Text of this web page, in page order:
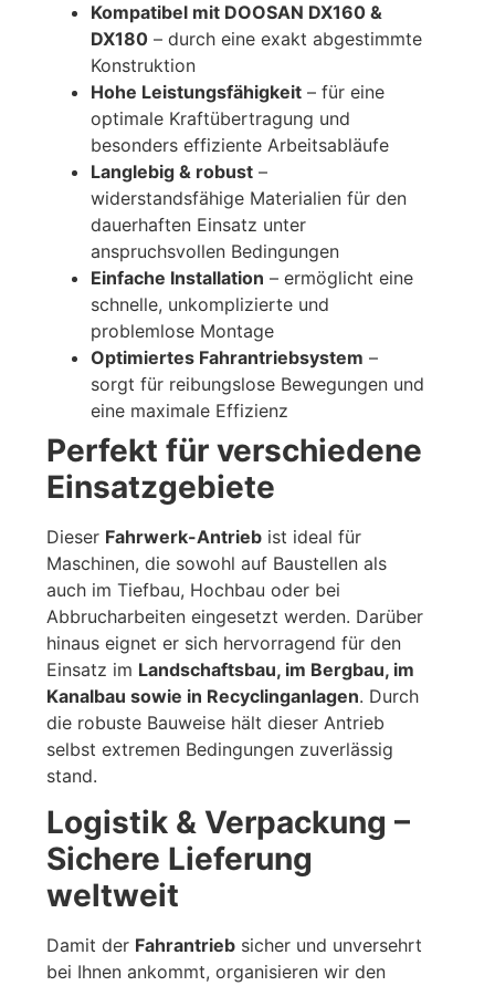
Kompatibel mit DOOSAN DX160 &
DX180 – durch eine exakt abgestimmte
Konstruktion
Hohe Leistungsfähigkeit – für eine
optimale Kraftübertragung und
besonders effiziente Arbeitsabläufe
Langlebig & robust –
widerstandsfähige Materialien für den
dauerhaften Einsatz unter
anspruchsvollen Bedingungen
Einfache Installation – ermöglicht eine
schnelle, unkomplizierte und
problemlose Montage
Optimiertes Fahrantriebsystem –
sorgt für reibungslose Bewegungen und
eine maximale Effizienz
Perfekt für verschiedene
Einsatzgebiete
Dieser Fahrwerk-Antrieb ist ideal für
Maschinen, die sowohl auf Baustellen als
auch im Tiefbau, Hochbau oder bei
Abbrucharbeiten eingesetzt werden. Darüber
hinaus eignet er sich hervorragend für den
Einsatz im Landschaftsbau, im Bergbau, im
Kanalbau sowie in Recyclinganlagen. Durch
die robuste Bauweise hält dieser Antrieb
selbst extremen Bedingungen zuverlässig
stand.
Logistik & Verpackung –
Sichere Lieferung
weltweit
Damit der Fahrantrieb sicher und unversehrt
bei Ihnen ankommt, organisieren wir den